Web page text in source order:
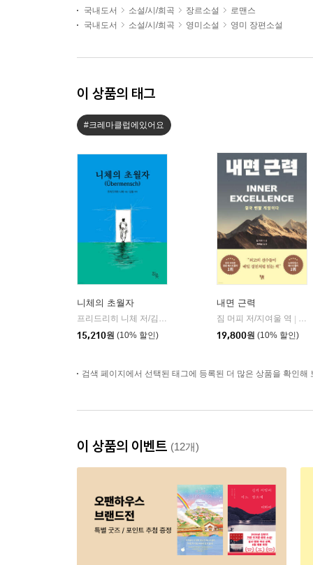
국내도서 소설/시/희곡 장르소설
로맨스
국내도서
소설/시/희곡 영미소설 영미 장편소설
이 상품의 태그
#크레마클럽에있어요
니체의 초월자
프리드리히 니체 저/김철 편역
15,210원 (10% 할인)
내면 근력
짐 머피 저/지여울 역
윌
19,800원 (10% 할인)
검색 페이지에서 선택된 태그에 등록된 더 많은 상품을 확인해
이 상품의 이벤트 (12개)